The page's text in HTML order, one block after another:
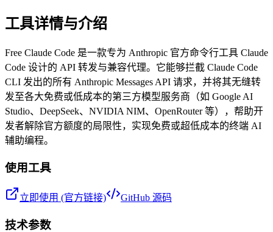
工具详情与介绍
Free Claude Code 是一款专为 Anthropic 官方命令行工具 Claude
Code 设计的 API 转发与兼容代理。它能够拦截 Claude Code
CLI 发出的所有 Anthropic Messages API 请求，并将其无缝转
发至各大免费或低成本的第三方模型服务商（如 Google AI
Studio、DeepSeek、NVIDIA NIM、OpenRouter 等），帮助开
发者解除官方额度的局限性，实现免费或超低成本的终端 AI
辅助编程。
使用工具
立即使用 (官方链接) GitHub 源码
技术参数